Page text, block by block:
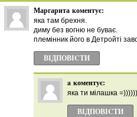
Маргарита коментує:
яка там брехня.
диму без вогню не буває.
племінник його в Детройті
ВІДПОВІCТИ
a коментує:
яка ти мілашка =))))))
ВІДПОВІCТИ